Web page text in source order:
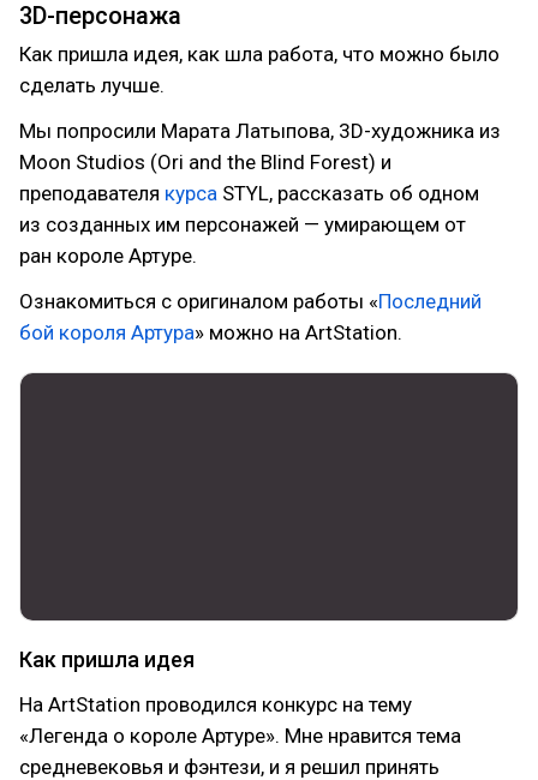
3D-персонажа
Как пришла идея, как шла работа, что можно было
сделать лучше.
Мы попросили Марата Латыпова, 3D-художника из
Moon Studios (Ori and the Blind Forest) и
преподавателя курса STYL, рассказать об одном
из созданных им персонажей — умирающем от
ран короле Артуре.
Ознакомиться с оригиналом работы «Последний
бой короля Артура» можно на ArtStation.
Как пришла идея
На ArtStation проводился конкурс на тему
«Легенда о короле Артуре». Мне нравится тема
средневековья и фэнтези, и я решил принять